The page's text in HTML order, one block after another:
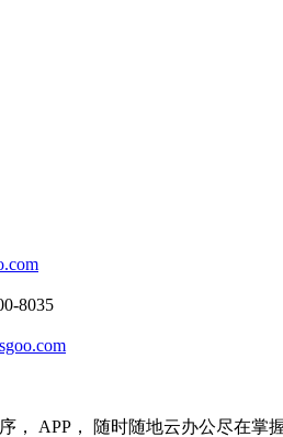
8035
， APP， 随时随地云办公尽在掌